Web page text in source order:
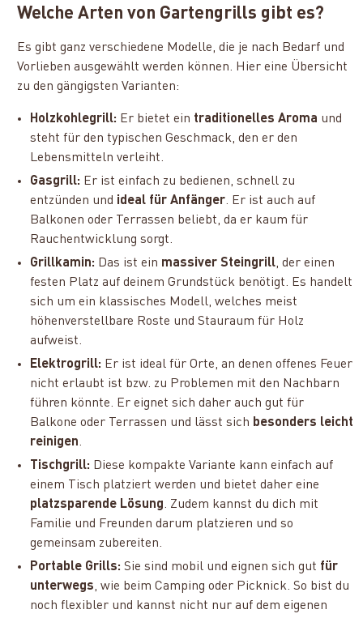
Welche Arten von Gartengrills gibt es?
Es gibt ganz verschiedene Modelle, die je nach Bedarf und
Vorlieben ausgewählt werden können. Hier eine Übersicht
zu den gängigsten Varianten:
Holzkohlegrill: Er bietet ein traditionelles Aroma und
steht für den typischen Geschmack, den er den
Lebensmitteln verleiht.
Gasgrill: Er ist einfach zu bedienen, schnell zu
entzünden und ideal für Anfänger. Er ist auch auf
Balkonen oder Terrassen beliebt, da er kaum für
Rauchentwicklung sorgt.
Grillkamin: Das ist ein massiver Steingrill, der einen
festen Platz auf deinem Grundstück benötigt. Es handelt
sich um ein klassisches Modell, welches meist
höhenverstellbare Roste und Stauraum für Holz
aufweist.
Elektrogrill: Er ist ideal für Orte, an denen offenes Feuer
nicht erlaubt ist bzw. zu Problemen mit den Nachbarn
führen könnte. Er eignet sich daher auch gut für
Balkone oder Terrassen und lässt sich besonders leicht
reinigen.
Tischgrill: Diese kompakte Variante kann einfach auf
einem Tisch platziert werden und bietet daher eine
platzsparende Lösung. Zudem kannst du dich mit
Familie und Freunden darum platzieren und so
gemeinsam zubereiten.
Portable Grills: Sie sind mobil und eignen sich gut für
unterwegs, wie beim Camping oder Picknick. So bist du
noch flexibler und kannst nicht nur auf dem eigenen